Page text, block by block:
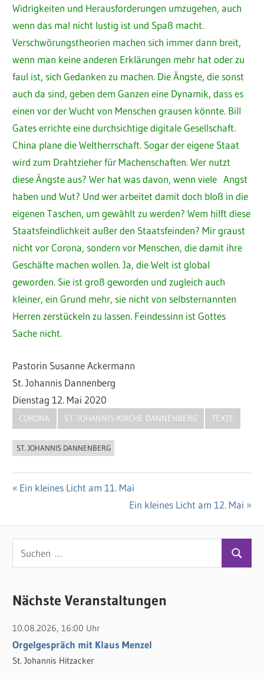
Widrigkeiten und Herausforderungen umzugehen, auch
wenn das mal nicht lustig ist und Spaß macht.
Verschwörungstheorien machen sich immer dann breit,
wenn man keine anderen Erklärungen mehr hat oder zu
faul ist, sich Gedanken zu machen. Die Ängste, die sonst
auch da sind, geben dem Ganzen eine Dynamik, dass es
einen vor der Wucht von Menschen grausen könnte. Bill
Gates errichte eine durchsichtige digitale Gesellschaft.
China plane die Weltherrschaft. Sogar der eigene Staat
wird zum Drahtzieher für Machenschaften. Wer nutzt
diese Ängste aus? Wer hat was davon, wenn viele Angst
haben und Wut? Und wer arbeitet damit doch bloß in die
eigenen Taschen, um gewählt zu werden? Wem hilft diese
Staatsfeindlichkeit außer den Staatsfeinden? Mir graust
nicht vor Corona, sondern vor Menschen, die damit ihre
Geschäfte machen wollen. Ja, die Welt ist global
geworden. Sie ist groß geworden und zugleich auch
kleiner, ein Grund mehr, sie nicht von selbsternannten
Herren zerstückeln zu lassen. Feindessinn ist Gottes
Sache nicht.
Pastorin Susanne Ackermann
St. Johannis Dannenberg
Dienstag 12. Mai 2020
CORONA ST.-JOHANNIS-KIRCHE DANNENBERG TEXTE
ST. JOHANNIS DANNENBERG
Beitragsnavigation
Vorheriger
Ein kleines Licht am 11. Mai
Nächster
Ein kleines Licht am 12. Mai
u
h
n
n
a
Nächste Veranstaltungen
10.08.2026, 16:00 Uhr
Orgelgespräch mit Klaus Menzel
St. Johannis Hitzacker